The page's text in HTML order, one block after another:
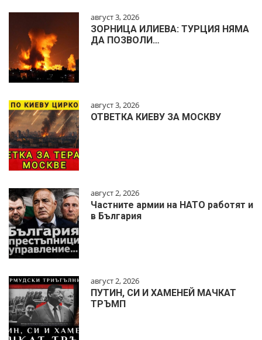
август 3, 2026
ЗОРНИЦА ИЛИЕВА: ТУРЦИЯ НЯМА
ДА ПОЗВОЛИ…
август 3, 2026
ОТВЕТКА КИЕВУ ЗА МОСКВУ
август 2, 2026
Частните армии на НАТО работят и
в България
август 2, 2026
ПУТИН, СИ И ХАМЕНЕЙ МАЧКАТ
ТРЪМП